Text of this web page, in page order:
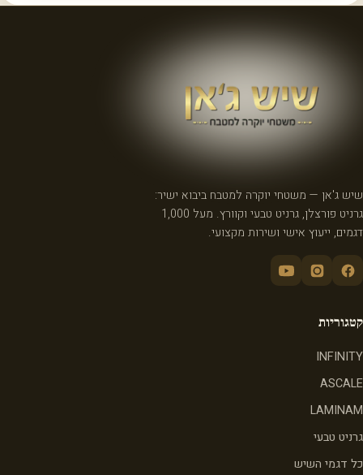
שיש ג'אן — משטחי יוקרה למטבח ביבוא ישיר:
גרניט פורצלן, גרניט טבעי וקוורץ. מעל 1,000
דגמים, ייעוץ אישי ושירות מקצועי.
קטגוריות
INFINITY
ASCALE
LAMINAM
גרניט טבעי
כל דגמי השיש